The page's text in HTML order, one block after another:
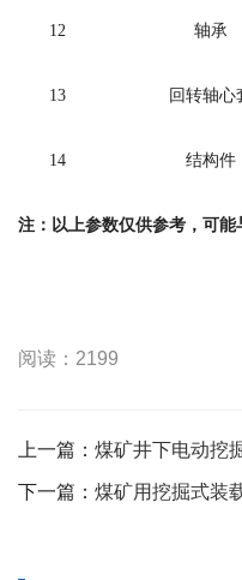
12 轴承
13 回转轴心
14 结构件
注：以上参数仅供参考，可
阅读：2199
上一篇： 煤矿井下电动挖
下一篇： 煤矿用挖掘式装